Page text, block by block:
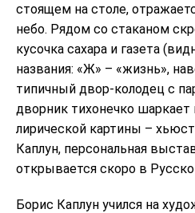
стоящем на столе,
небо. Рядом со стаканом
кусочка сахара и газета
названия: «Ж» – «жизнь»,
типичный двор-колодец с
дворник тихонечко шаркает
лирической картины –
Каплун, персональная
открывается скоро в
Борис Каплун учился на